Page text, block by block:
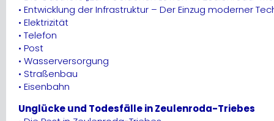
• Entwicklung der Infrastruktur – Der Einzug moderner
• Elektrizität
• Telefon
• Post
• Wasserversorgung
• Straßenbau
• Eisenbahn
Unglücke und Todesfälle in Zeulenroda-Triebes